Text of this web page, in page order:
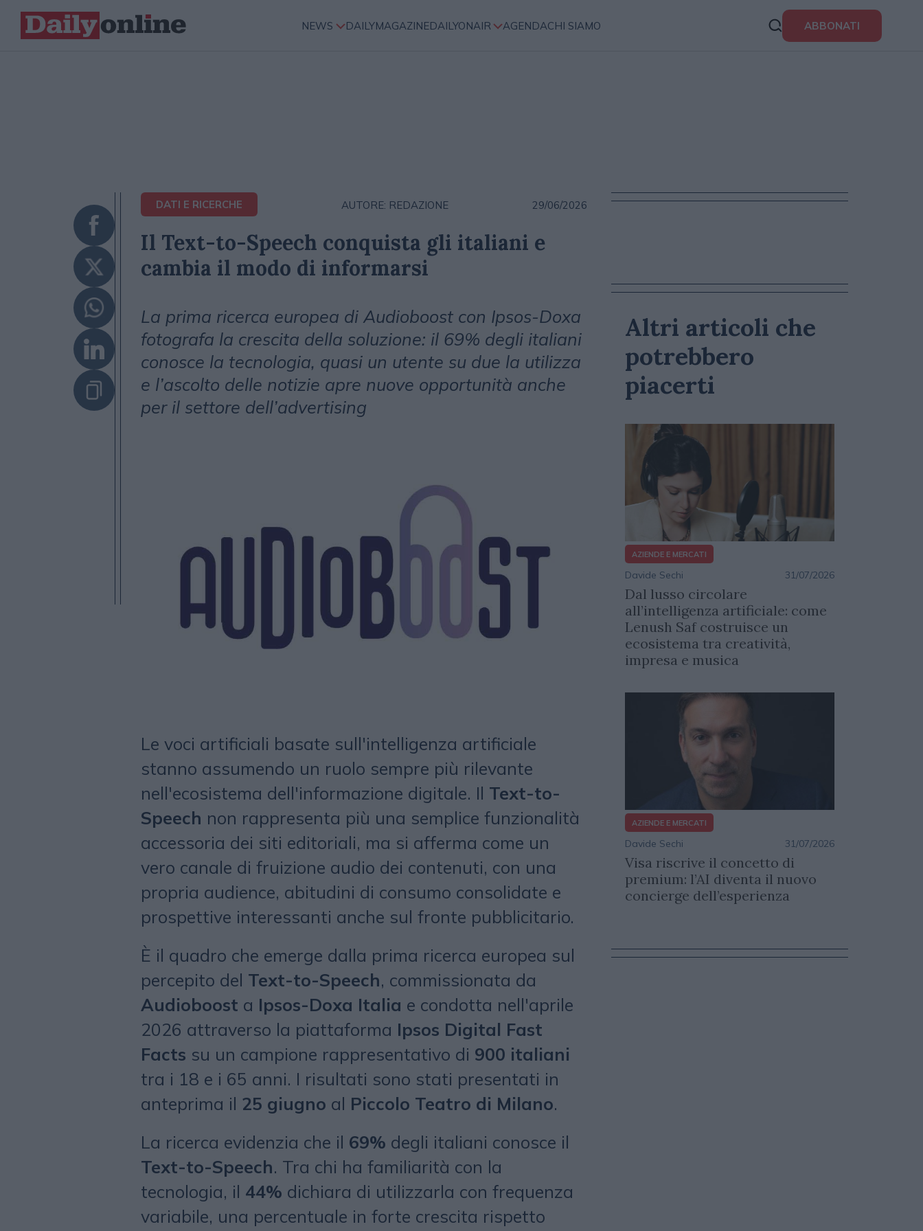
NEWS DAILYMAGAZINEDAILYONAIR AGENDACHI SIAMO ABBONATI
DATI E RICERCHE AUTORE: REDAZIONE 29/06/2026
Il Text-to-Speech conquista gli italiani e
cambia il modo di informarsi
La prima ricerca europea di Audioboost con Ipsos-Doxa
fotografa la crescita della soluzione: il 69% degli italiani
conosce la tecnologia, quasi un utente su due la utilizza
e l’ascolto delle notizie apre nuove opportunità anche
per il settore dell’advertising
Le voci artificiali basate sull'intelligenza artificiale
stanno assumendo un ruolo sempre più rilevante
nell'ecosistema dell'informazione digitale. Il Text-to-
Speech non rappresenta più una semplice funzionalità
accessoria dei siti editoriali, ma si afferma come un
vero canale di fruizione audio dei contenuti, con una
propria audience, abitudini di consumo consolidate e
prospettive interessanti anche sul fronte pubblicitario.
È il quadro che emerge dalla prima ricerca europea sul
percepito del Text-to-Speech, commissionata da
Audioboost a Ipsos-Doxa Italia e condotta nell'aprile
2026 attraverso la piattaforma Ipsos Digital Fast
Facts su un campione rappresentativo di 900 italiani
tra i 18 e i 65 anni. I risultati sono stati presentati in
anteprima il 25 giugno al Piccolo Teatro di Milano.
La ricerca evidenzia che il 69% degli italiani conosce il
Text-to-Speech. Tra chi ha familiarità con la
tecnologia, il 44% dichiara di utilizzarla con frequenza
variabile, una percentuale in forte crescita rispetto
Altri articoli che
potrebbero
piacerti
AZIENDE E MERCATI
Davide Sechi 31/07/2026
Dal lusso circolare
all’intelligenza artificiale: come
Lenush Saf costruisce un
ecosistema tra creatività,
impresa e musica
AZIENDE E MERCATI
Davide Sechi 31/07/2026
Visa riscrive il concetto di
premium: l’AI diventa il nuovo
concierge dell’esperienza